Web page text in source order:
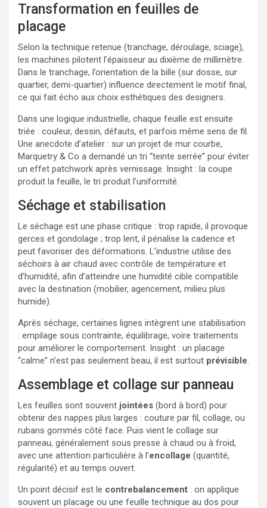
Transformation en feuilles de
placage
Selon la technique retenue (tranchage, déroulage, sciage),
les machines pilotent l’épaisseur au dixième de millimètre.
Dans le tranchage, l’orientation de la bille (sur dosse, sur
quartier, demi-quartier) influence directement le motif final,
ce qui fait écho aux choix esthétiques des designers.
Dans une logique industrielle, chaque feuille est ensuite
triée : couleur, dessin, défauts, et parfois même sens de fil.
Une anecdote d’atelier : sur un projet de mur courbe,
Marquetry & Co a demandé un tri “teinte serrée” pour éviter
un effet patchwork après vernissage. Insight : la coupe
produit la feuille, le tri produit l’uniformité.
Séchage et stabilisation
Le séchage est une phase critique : trop rapide, il provoque
gerces et gondolage ; trop lent, il pénalise la cadence et
peut favoriser des déformations. L’industrie utilise des
séchoirs à air chaud avec contrôle de température et
d’humidité, afin d’atteindre une humidité cible compatible
avec la destination (mobilier, agencement, milieu plus
humide).
Après séchage, certaines lignes intègrent une stabilisation
: empilage sous contrainte, équilibrage, voire traitements
pour améliorer le comportement. Insight : un placage
“calme” n’est pas seulement beau, il est surtout prévisible.
Assemblage et collage sur panneau
Les feuilles sont souvent jointées (bord à bord) pour
obtenir des nappes plus larges : couture par fil, collage, ou
rubans gommés côté face. Puis vient le collage sur
panneau, généralement sous presse à chaud ou à froid,
avec une attention particulière à l’encollage (quantité,
régularité) et au temps ouvert.
Un point décisif est le contrebalancement : on applique
souvent un placage ou une feuille technique au dos pour